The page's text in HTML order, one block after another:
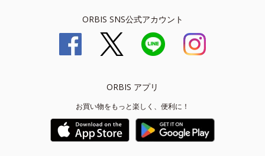
ORBIS SNS公式アカウント
ORBIS アプリ
お買い物をもっと楽しく、便利に！